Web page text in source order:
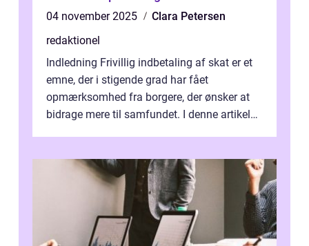
04 november 2025
Clara Petersen
redaktionel
Indledning Frivillig indbetaling af skat er et
emne, der i stigende grad har fået
opmærksomhed fra borgere, der ønsker at
bidrage mere til samfundet. I denne artikel